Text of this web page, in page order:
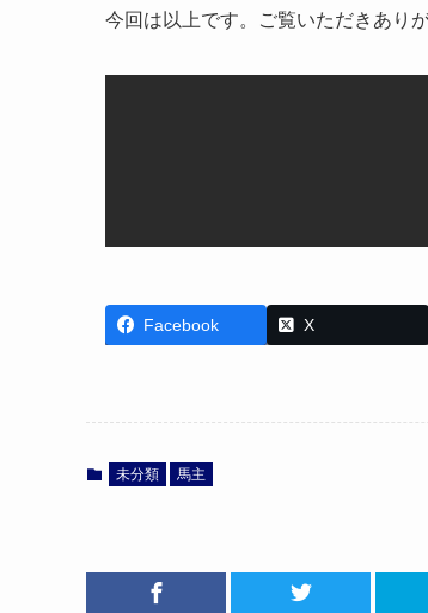
今回は以上です。ご覧いただきあり
Facebook X
未分類 馬主